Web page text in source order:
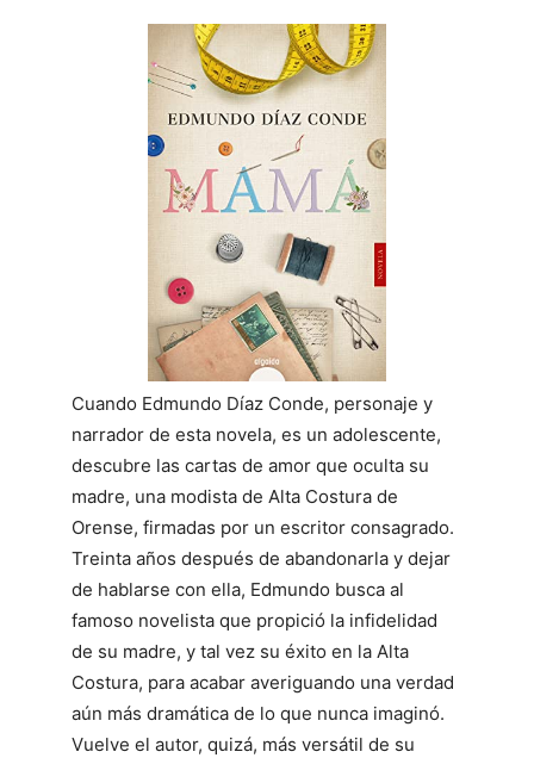
Cuando Edmundo Díaz Conde, personaje y
narrador de esta novela, es un adolescente,
descubre las cartas de amor que oculta su
madre, una modista de Alta Costura de
Orense, firmadas por un escritor consagrado.
Treinta años después de abandonarla y dejar
de hablarse con ella, Edmundo busca al
famoso novelista que propició la infidelidad
de su madre, y tal vez su éxito en la Alta
Costura, para acabar averiguando una verdad
aún más dramática de lo que nunca imaginó.
Vuelve el autor, quizá, más versátil de su